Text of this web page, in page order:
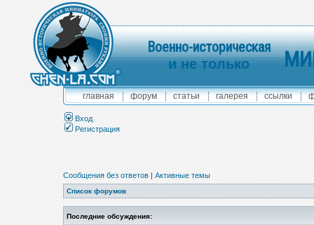
Военно-историческая
и не только
главная форум статьи галерея ссылки
Вход
Регистрация
Сообщения без ответов|Активные темы
Список форумов
Последние обсуждения: